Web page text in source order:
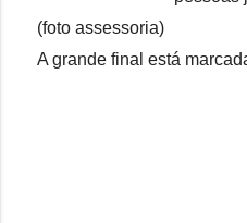
(foto assessoria)
A grande final está